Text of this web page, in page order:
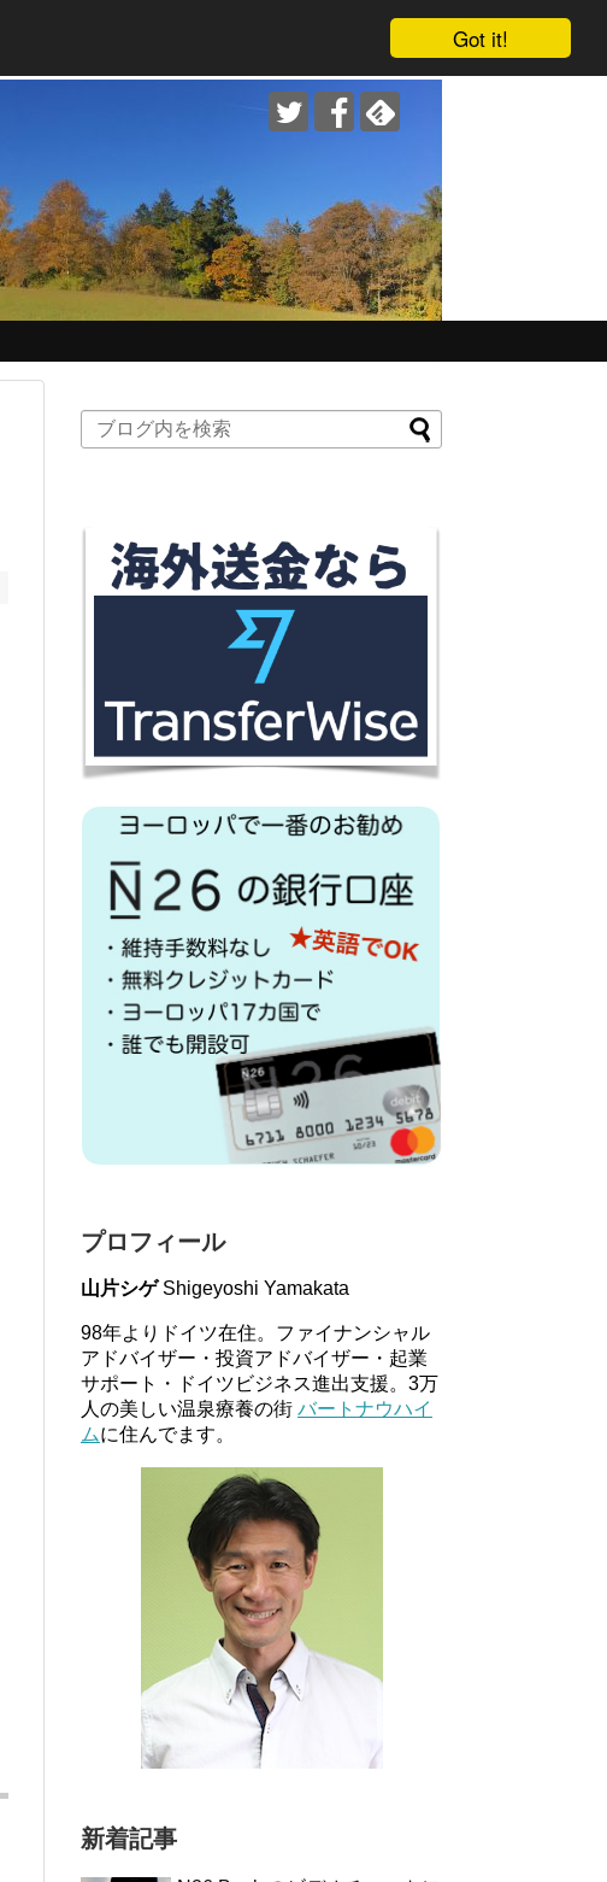
Got it!
プロフィール
山片シゲShigeyoshi Yamakata
98年よりドイツ在住。ファイナンシャル
アドバイザー・投資アドバイザー・起業
サポート・ドイツビジネス進出支援。3万
人の美しい温泉療養の街 バートナウハイ
ムに住んでます。
新着記事